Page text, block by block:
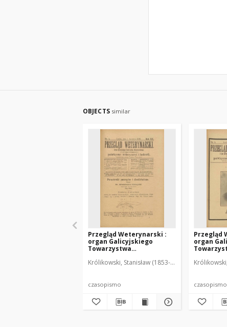
OBJECTS similar
Przegląd Weterynarski :
organ Galicyjskiego
Towarzystwa
czasopismo poświęcone
Królikowski, Stanisław (1853-1924). Red.
czasopismo
Przegląd
organ
czasopismo